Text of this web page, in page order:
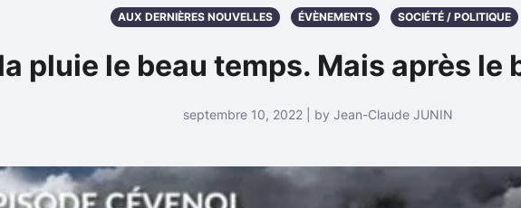
AUX DERNIÈRES NOUVELLES ÉVÈNEMENTS SOCIÉTÉ / POLITIQUE
pluie le beau temps. Mais après le
septembre 10, 2022 | by Jean-Claude JUNIN